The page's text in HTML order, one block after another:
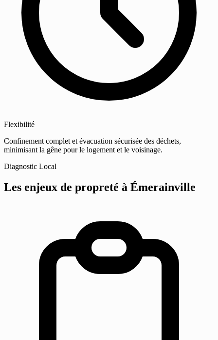
Flexibilité
Confinement complet et évacuation sécurisée des déchets,
minimisant la gêne pour le logement et le voisinage.
Diagnostic Local
Les enjeux de propreté à Émerainville